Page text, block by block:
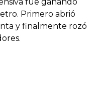
Primero abrió
y finalmente rozó